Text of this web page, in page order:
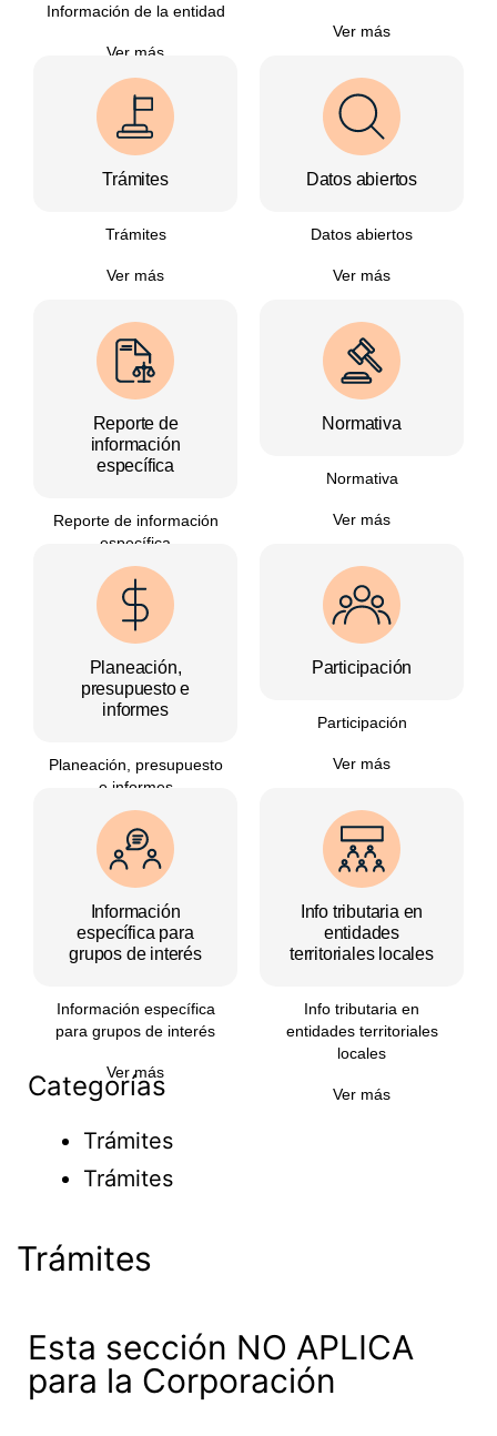
Información de la entidad
Ver más
Ver más
Trámites
Trámites
Ver más
Datos abiertos
Datos abiertos
Ver más
Reporte de
información
específica
Reporte de información
específica
Ver más
Normativa
Normativa
Ver más
Planeación,
presupuesto e
informes
Planeación, presupuesto
e informes
Ver más
Participación
Participación
Ver más
Información
específica para
grupos de interés
Información específica
para grupos de interés
Ver más
Info tributaria en
entidades
territoriales locales
Info tributaria en
entidades territoriales
locales
Ver más
Categorías
Trámites
Trámites
Trámites
Esta sección NO APLICA
para la Corporación